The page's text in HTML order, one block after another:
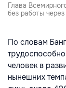
Глава
без работы через
По словам
человек в
нынешних